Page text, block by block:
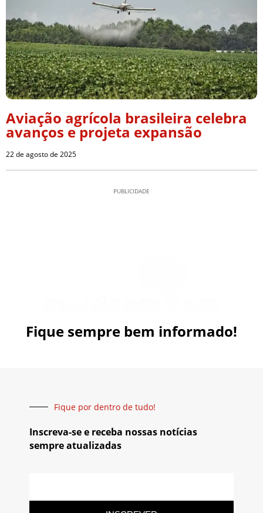
Aviação agrícola brasileira celebra
avanços e projeta expansão
22 de agosto de 2025
PUBLICIDADE
Fique sempre bem informado!
Fique por dentro de tudo!
Inscreva-se e receba nossas notícias
sempre atualizadas